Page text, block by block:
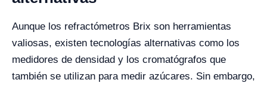
Aunque los refractómetros Brix son herramientas
valiosas, existen tecnologías alternativas como los
medidores de densidad y los cromatógrafos que
también se utilizan para medir azúcares. Sin embargo,